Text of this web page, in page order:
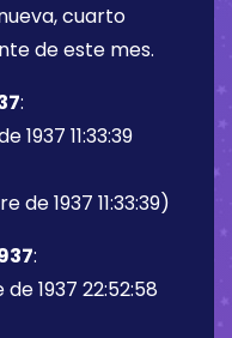
cuarto
de este mes.
:
1937 11:33:39
de 1937 11:33:39)
:
1937 22:52:58